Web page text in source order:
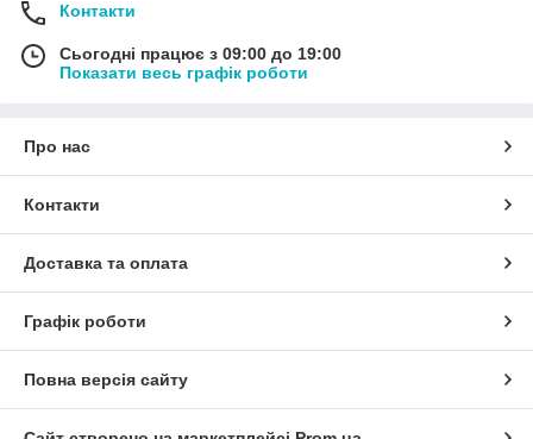
Контакти
Сьогодні працює з 09:00 до 19:00
Показати весь графік роботи
Про нас
Контакти
Доставка та оплата
Графік роботи
Повна версія сайту